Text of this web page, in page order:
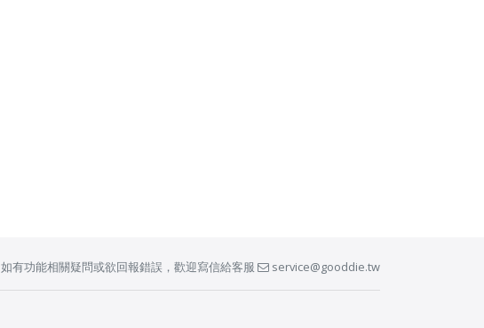
如有功能相關疑問或欲回報錯誤，歡迎寫信給客服 service@gooddie.tw